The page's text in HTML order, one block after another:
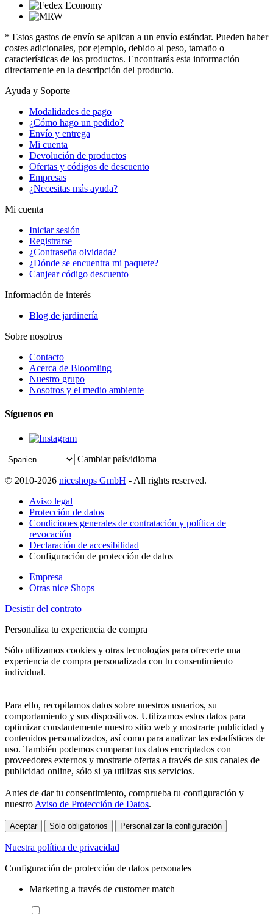
* Estos gastos de envío se aplican a un envío estándar. Pueden haber
costes adicionales, por ejemplo, debido al peso, tamaño o
características de los productos. Encontrarás esta información
directamente en la descripción del producto.
Ayuda y Soporte
Modalidades de pago
¿Cómo hago un pedido?
Envío y entrega
Mi cuenta
Devolución de productos
Ofertas y códigos de descuento
Empresas
¿Necesitas más ayuda?
Mi cuenta
Iniciar sesión
Registrarse
¿Contraseña olvidada?
¿Dónde se encuentra mi paquete?
Canjear código descuento
Información de interés
Blog de jardinería
Sobre nosotros
Contacto
Acerca de Bloomling
Nuestro grupo
Nosotros y el medio ambiente
Síguenos en
Cambiar país/idioma
© 2010-2026 niceshops GmbH - All rights reserved.
Aviso legal
Protección de datos
Condiciones generales de contratación y política de
revocación
Declaración de accesibilidad
Configuración de protección de datos
Empresa
Otras nice Shops
Desistir del contrato
Personaliza tu experiencia de compra
Sólo utilizamos cookies y otras tecnologías para ofrecerte una
experiencia de compra personalizada con tu consentimiento
individual.
Para ello, recopilamos datos sobre nuestros usuarios, su
comportamiento y sus dispositivos. Utilizamos estos datos para
optimizar constantemente nuestro sitio web y mostrarte publicidad y
contenidos personalizados, así como para analizar las estadísticas de
uso. También podemos comparar tus datos encriptados con
proveedores externos y mostrarte ofertas a través de sus canales de
publicidad online, sólo si ya utilizas sus servicios.
Antes de dar tu consentimiento, comprueba tu configuración y
nuestro Aviso de Protección de Datos.
Aceptar Sólo obligatorios Personalizar la configuración
Nuestra política de privacidad
Configuración de protección de datos personales
Marketing a través de customer match